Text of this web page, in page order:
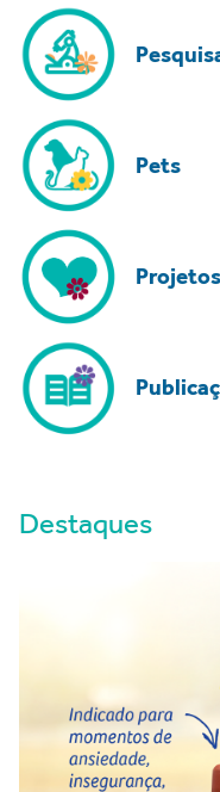
Pets
Destaques